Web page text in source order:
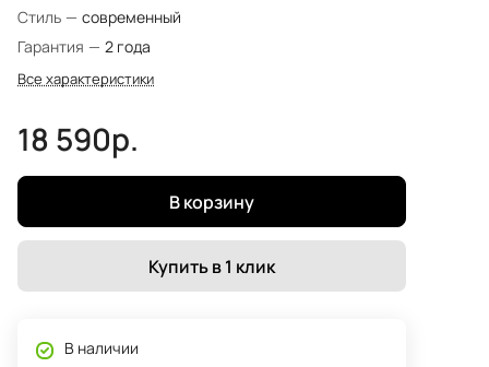
Стиль — современный
Гарантия — 2 года
Все характеристики
18 590р.
В корзину
Купить в 1 клик
В наличии